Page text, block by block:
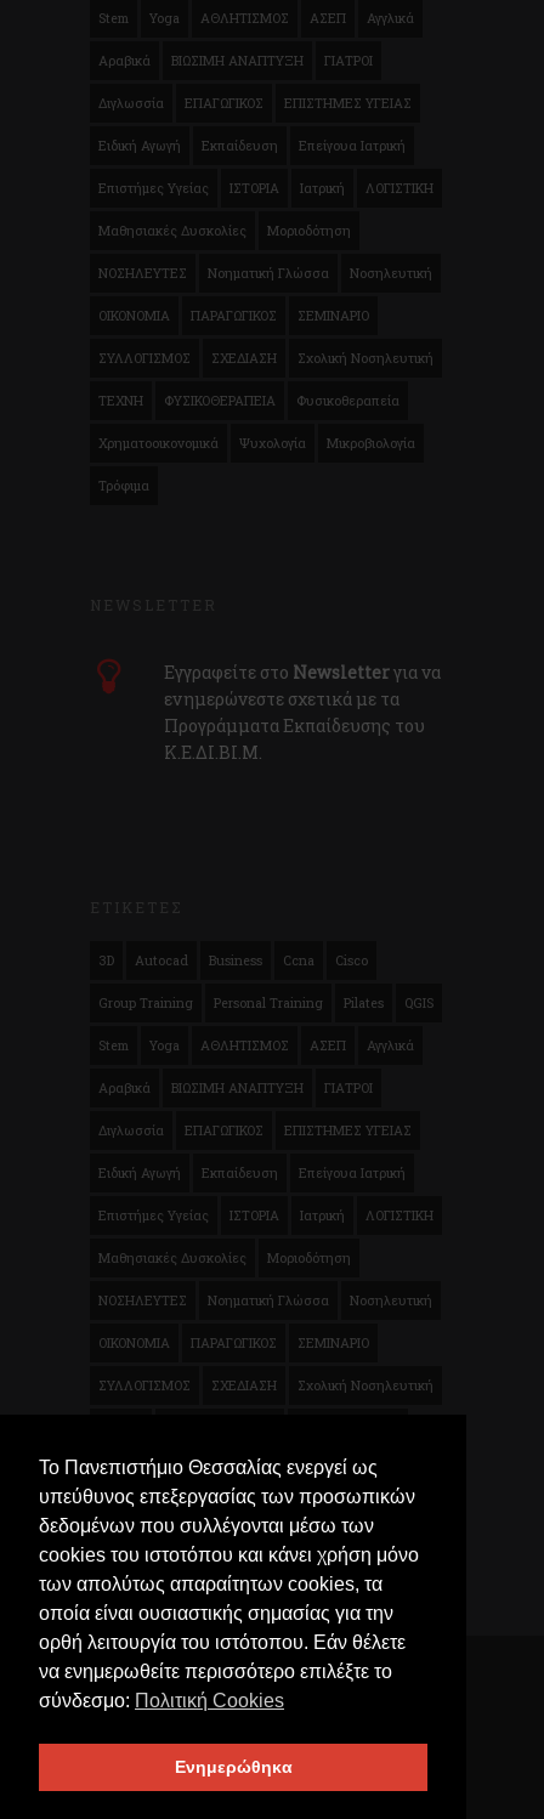
Stem Yoga ΑΘΛΗΤΙΣΜΟΣ ΑΣΕΠ Αγγλικά
Αραβικά ΒΙΩΣΙΜΗ ΑΝΑΠΤΥΞΗ ΓΙΑΤΡΟΙ
Διγλωσσία ΕΠΑΓΩΓΙΚΟΣ ΕΠΙΣΤΗΜΕΣ ΥΓΕΙΑΣ
Ειδική Αγωγή Εκπαίδευση Επείγουα Ιατρική
Επιστήμες Υγείας ΙΣΤΟΡΙΑ Ιατρική ΛΟΓΙΣΤΙΚΗ
Μαθησιακές Δυσκολίες Μοριοδότηση
ΝΟΣΗΛΕΥΤΕΣ Νοηματική Γλώσσα Νοσηλευτική
ΟΙΚΟΝΟΜΙΑ ΠΑΡΑΓΩΓΙΚΟΣ ΣΕΜΙΝΑΡΙΟ
ΣΥΛΛΟΓΙΣΜΟΣ ΣΧΕΔΙΑΣΗ Σχολική Νοσηλευτική
ΤΕΧΝΗ ΦΥΣΙΚΟΘΕΡΑΠΕΙΑ Φυσικοθεραπεία
Χρηματοοικονομικά Ψυχολογία Μικροβιολογία
Τρόφιμα
NEWSLETTER
Εγγραφείτε στο Newsletterγια να
ενημερώνεστε σχετικά με τα
Προγράμματα Εκπαίδευσης του
Κ.E.ΔI.ΒI.Μ.
ΕΤΙΚΕΤΕΣ
3D Autocad Business Ccna Cisco
Group Training Personal Training Pilates QGIS
Stem Yoga ΑΘΛΗΤΙΣΜΟΣ ΑΣΕΠ Αγγλικά
Αραβικά ΒΙΩΣΙΜΗ ΑΝΑΠΤΥΞΗ ΓΙΑΤΡΟΙ
Διγλωσσία ΕΠΑΓΩΓΙΚΟΣ ΕΠΙΣΤΗΜΕΣ ΥΓΕΙΑΣ
Ειδική Αγωγή Εκπαίδευση Επείγουα Ιατρική
Επιστήμες Υγείας ΙΣΤΟΡΙΑ Ιατρική ΛΟΓΙΣΤΙΚΗ
Μαθησιακές Δυσκολίες Μοριοδότηση
ΝΟΣΗΛΕΥΤΕΣ Νοηματική Γλώσσα Νοσηλευτική
ΟΙΚΟΝΟΜΙΑ ΠΑΡΑΓΩΓΙΚΟΣ ΣΕΜΙΝΑΡΙΟ
ΣΥΛΛΟΓΙΣΜΟΣ ΣΧΕΔΙΑΣΗ Σχολική Νοσηλευτική
Χρηματοοικονομικά Ψυχολογία Μικροβιολογία
© 2026 Κέντρο Επιμόρφωσης και Δια Βίου
Μάθησης (ΚΕΔIBIM) Πανεπιστημίου Θεσσαλίας. All
Το Πανεπιστήμιο Θεσσαλίας ενεργεί ως
υπεύθυνος επεξεργασίας των προσωπικών
δεδομένων που συλλέγονται μέσω των
cookies του ιστοτόπου και κάνει χρήση μόνο
των απολύτως απαραίτητων cookies, τα
οποία είναι ουσιαστικής σημασίας για την
ορθή λειτουργία του ιστότοπου. Εάν θέλετε
να ενημερωθείτε περισσότερο επιλέξτε το
σύνδεσμο: Πολιτική Cookies
Ενημερώθηκα